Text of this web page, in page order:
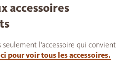
accessoires
l'accessoire qui convient
pour voir tous les accessoires.